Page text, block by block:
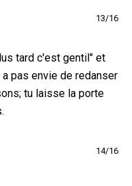
13/16
tard c'est gentil" et
pas envie de redanser
tu laisse la porte
14/16